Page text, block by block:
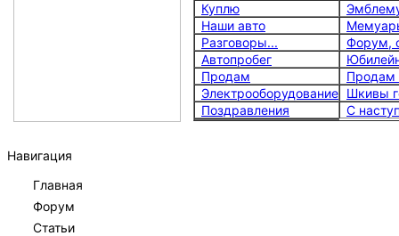
Навигация
Главная
Форум
Статьи
Куплю
Наши авто
Разговоры...
Форум,
Автопробег
Продам
Продам
Электрооборудование Шкивы
Поздравления
С